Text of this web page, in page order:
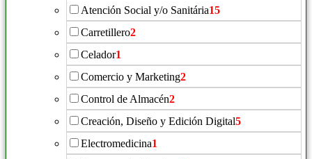
Atención Social y/o Sanitária15
Carretillero2
Celador1
Comercio y Marketing2
Control de Almacén2
Creación, Diseño y Edición Digital5
Electromedicina1